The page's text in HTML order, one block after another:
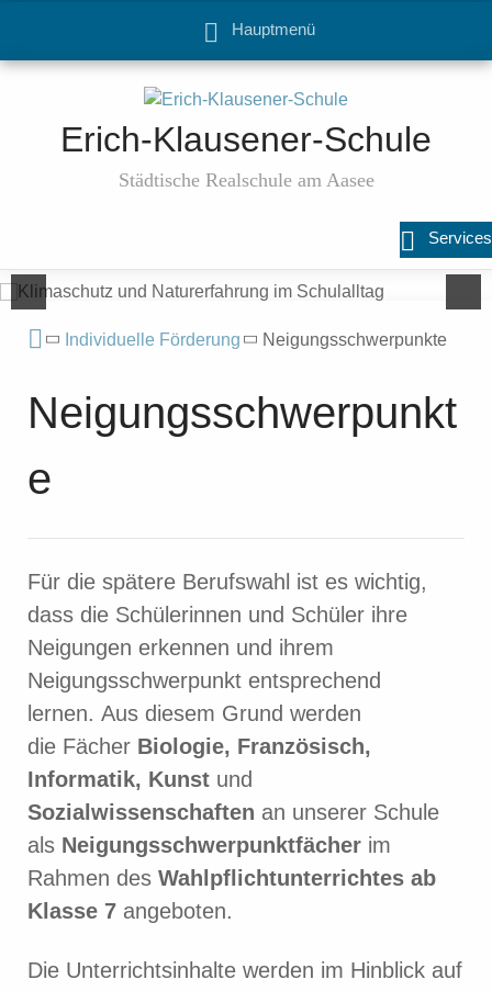
Hauptmenü
Erich-Klausener-Schule
Städtische Realschule am Aasee
Services
Individuelle Förderung Neigungsschwerpunkte
Neigungsschwerpunkt
e
Für die spätere Berufswahl ist es wichtig,
dass die Schülerinnen und Schüler ihre
Neigungen erkennen und ihrem
Neigungsschwerpunkt entsprechend
lernen. Aus diesem Grund werden
die Fächer Biologie, Französisch,
Informatik, Kunst und
Sozialwissenschaften an unserer Schule
als Neigungsschwerpunktfächer im
Rahmen des Wahlpflichtunterrichtes ab
Klasse 7 angeboten.
Die Unterrichtsinhalte werden im Hinblick auf